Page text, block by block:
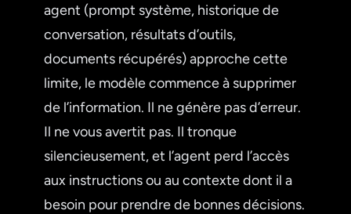
agent (prompt système, historique de
conversation, résultats d’outils,
documents récupérés) approche cette
limite, le modèle commence à supprimer
de l’information. Il ne génère pas d’erreur.
Il ne vous avertit pas. Il tronque
silencieusement, et l’agent perd l’accès
aux instructions ou au contexte dont il a
besoin pour prendre de bonnes décisions.